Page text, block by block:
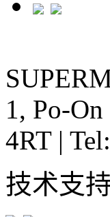
1, Po-
4RT |
技术支